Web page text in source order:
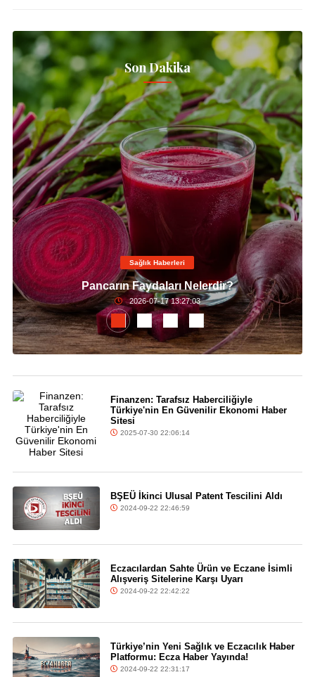
Son Dakika
Sağlık Haberleri
Pancarın Faydaları Nelerdir?
2026-07-17 13:27:03
Finanzen: Tarafsız Haberciliğiyle
Türkiye'nin En Güvenilir Ekonomi Haber
Sitesi
2025-07-30 22:06:14
BŞEÜ İkinci Ulusal Patent Tescilini Aldı
2024-09-22 22:46:59
Eczacılardan Sahte Ürün ve Eczane İsimli
Alışveriş Sitelerine Karşı Uyarı
2024-09-22 22:42:22
Türkiye’nin Yeni Sağlık ve Eczacılık Haber
Platformu: Ecza Haber Yayında!
2024-09-22 22:31:17